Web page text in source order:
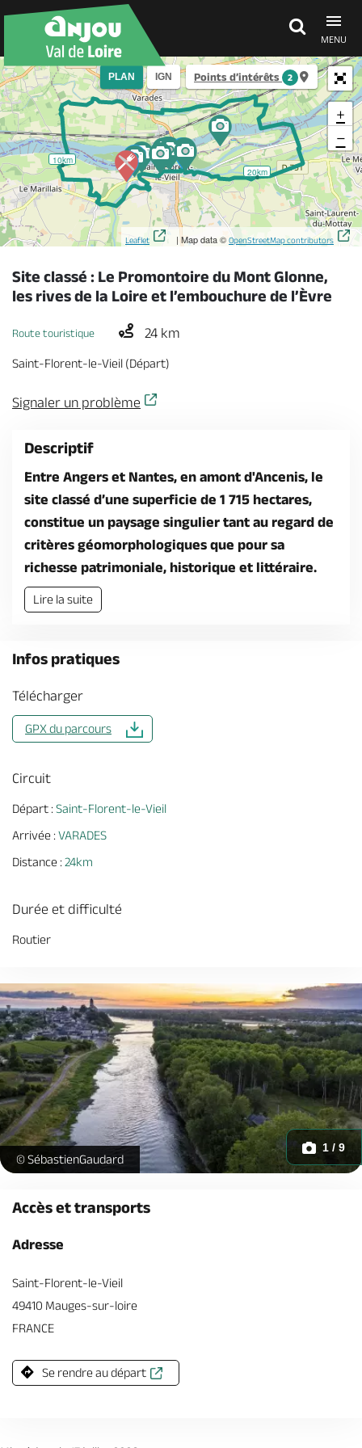
MENU
Découvrir
À voir, à faire
Agenda
Billetterie en ligne
Brochures & Cartes Offices de tourisme Comment venir ? Ecrivez-nous
PLAN IGN
20km
10km
Points d’intérêts 2
+
−
Leaflet | Map data © OpenStreetMap contributors
Site classé : Le Promontoire du Mont Glonne,
les rives de la Loire et l’embouchure de l’Èvre
Route touristique 24 km
Saint-Florent-le-Vieil (Départ)
Signaler un problème
Descriptif
Entre Angers et Nantes, en amont d'Ancenis, le
site classé d’une superficie de 1 715 hectares,
constitue un paysage singulier tant au regard de
critères géomorphologiques que pour sa
richesse patrimoniale, historique et littéraire.
Lire la suite
Infos pratiques
Télécharger
GPX du parcours
Circuit
Départ :Saint-Florent-le-Vieil
Arrivée :VARADES
Distance :24km
Durée et difficulté
Routier
coucher-soleil-abbatiale-loire-saint-florent-le-vieil-anjou-
© SébastienGaudard
1 / 9
Accès et transports
Adresse
Saint-Florent-le-Vieil
49410 Mauges-sur-loire
FRANCE
Se rendre au départ